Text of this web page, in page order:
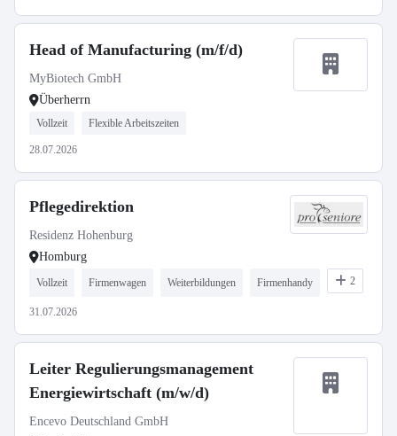
Head of Manufacturing (m/f/d)
MyBiotech GmbH
Überherrn
Vollzeit Flexible Arbeitszeiten
28.07.2026
Pflegedirektion
Residenz Hohenburg
Homburg
Vollzeit Firmenwagen Weiterbildungen Firmenhandy 2
31.07.2026
Leiter Regulierungsmanagement
Energiewirtschaft (m/w/d)
Encevo Deutschland GmbH